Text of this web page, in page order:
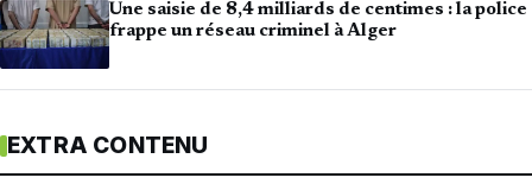
Une saisie de 8,4 milliards de centimes : la police
frappe un réseau criminel à Alger
EXTRA CONTENU